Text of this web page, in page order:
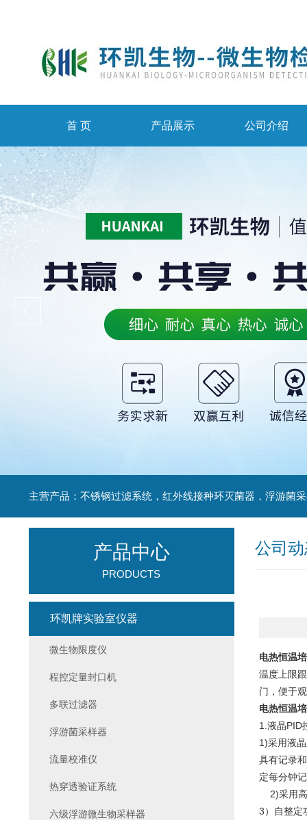
首 页 产品展示 公司介绍
公司
电热恒温
温度上限
门，便于
电热恒温
1.液晶PID
1)采用液
具有记录
定每分钟
2)采用高
3）自整定
产品中心
PRODUCTS
环凯牌实验室仪器
微生物限度仪
程控定量封口机
多联过滤器
浮游菌采样器
流量校准仪
热穿透验证系统
六级浮游微生物采样器